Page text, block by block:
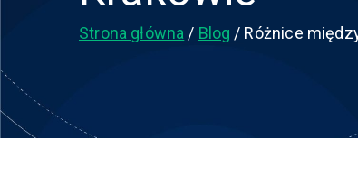
Strona główna Blog Różnice